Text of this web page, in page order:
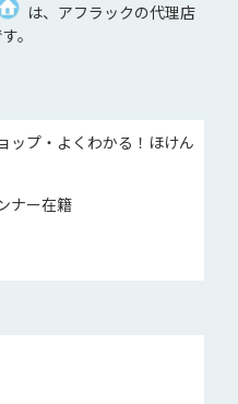
は、アフラックの代理店
。
ップ・よくわかる！ほけん
ナー在籍